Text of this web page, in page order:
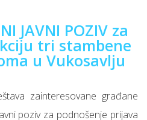
JAVNI POZIV za
tri stambene
u Vukosavlju
zainteresovane građane
poziv za podnošenje prijava